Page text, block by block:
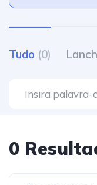
Tudo (0)
0